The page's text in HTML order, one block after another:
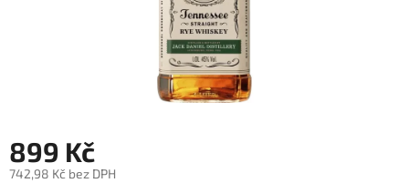
899 Kč
742,98 Kč bez DPH